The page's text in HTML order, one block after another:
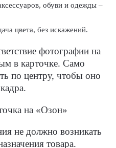
обуви и одежды –
цвета, без искажений.
фотографии на
в карточке. Само
по центру, чтобы оно
не должно возникать
товара.